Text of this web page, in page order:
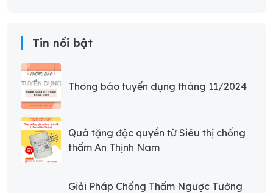
Tin nổi bật
Thông báo tuyển dụng tháng 11/2024
Quà tặng độc quyền từ Siêu thị chống
thấm An Thịnh Nam
Giải Pháp Chống Thấm Ngược Tường